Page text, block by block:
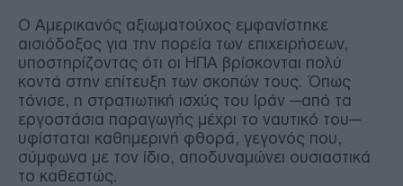
Ο Αμερικανός αξιωματούχος εμφανίστηκε
αισιόδοξος για την πορεία των επιχειρήσεων,
υποστηρίζοντας ότι οι ΗΠΑ βρίσκονται πολύ
κοντά στην επίτευξη των σκοπών τους. Όπως
τόνισε, η στρατιωτική ισχύς του Ιράν —από τα
εργοστάσια παραγωγής μέχρι το ναυτικό του—
υφίσταται καθημερινή φθορά, γεγονός που,
σύμφωνα με τον ίδιο, αποδυναμώνει ουσιαστικά
το καθεστώς.